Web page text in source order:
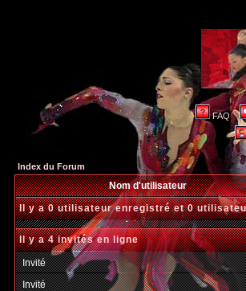
FAQ
Index du Forum
Nom d'utilisateur
Il y a 0 utilisateur enregistré et 0
Il y a 4 invités en ligne
Invité
Invité